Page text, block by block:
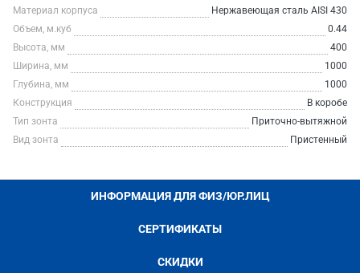
Материал корпуса
Нержавеющая сталь AISI 430
Объем, м.куб
0.44
Высота, мм
400
Ширина, мм
1000
Глубина, мм
1000
Конструкция
В коробе
Тип зонта
Приточно-вытяжной
Вид зонта
Пристенный
ИНФОРМАЦИЯ ДЛЯ ФИЗ/ЮР.ЛИЦ
СЕРТИФИКАТЫ
СКИДКИ